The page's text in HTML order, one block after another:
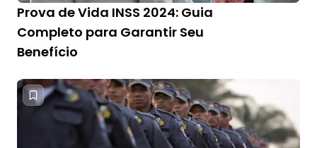
Prova de Vida INSS 2024: Guia
Completo para Garantir Seu
Benefício